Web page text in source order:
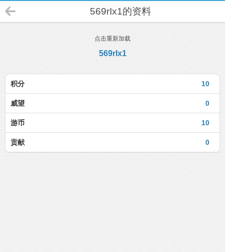
569rIx1的资料
点击重新加载
569rIx1
10
积分
0
威望
10
游币
0
贡献